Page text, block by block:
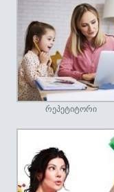
რეპეტიტორი